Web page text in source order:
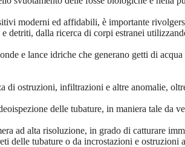
moderni ed affidabili, è importante
dalla ricerca di corpi estranei
e lance idriche che generano getti di
ostruzioni, infiltrazioni e altre anomalie,
delle tubature, in maniera tale
ad alta risoluzione, in grado di catturare
delle tubature o da incrostazioni e ostruzioni